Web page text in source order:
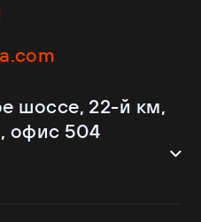
шоссе, 22-й км,
офис 504